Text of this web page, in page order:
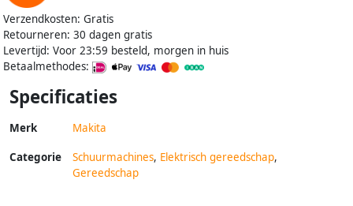
Verzendkosten: Gratis
Retourneren: 30 dagen gratis
Levertijd: Voor 23:59 besteld, morgen in huis
Betaalmethodes:
Specificaties
Merk Makita
Categorie Schuurmachines, Elektrisch gereedschap,
Gereedschap